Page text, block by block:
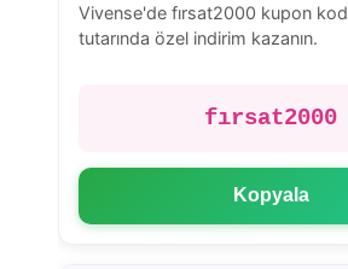
Vivense'de fırsat2000 kupon
tutarında özel indirim kazanın.
fırsat2000
Kopyala